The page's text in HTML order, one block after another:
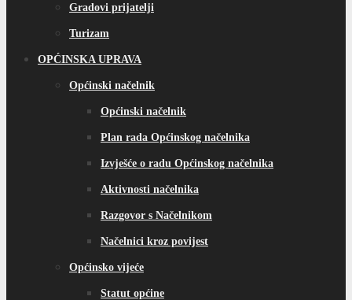
Gradovi prijatelji
Turizam
OPĆINSKA UPRAVA
Općinski načelnik
Općinski načelnik
Plan rada Općinskog načelnika
Izvješće o radu Općinskog načelnika
Aktivnosti načelnika
Razgovor s Načelnikom
Načelnici kroz povijest
Općinsko vijeće
Statut općine